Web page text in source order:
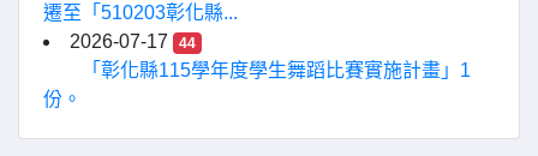
遷至「510203彰化縣...
2026-07-17
44
「彰化縣115學年度學生舞蹈比賽實施計畫」1
份。